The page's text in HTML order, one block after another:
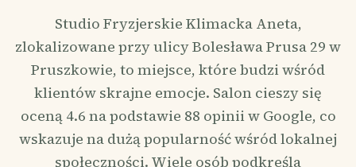
Studio Fryzjerskie Klimacka Aneta,
zlokalizowane przy ulicy Bolesława Prusa 29 w
Pruszkowie, to miejsce, które budzi wśród
klientów skrajne emocje. Salon cieszy się
oceną 4.6 na podstawie 88 opinii w Google, co
wskazuje na dużą popularność wśród lokalnej
społeczności. Wiele osób podkreśla